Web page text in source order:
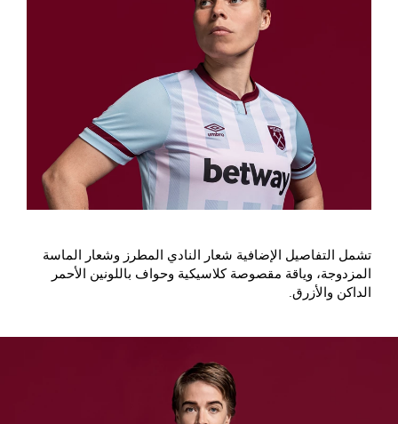
تشمل التفاصيل الإضافية شعار النادي المطرز وشعار الماسة
المزدوجة، وياقة مقصوصة كلاسيكية وحواف باللونين الأحمر
الداكن والأزرق.